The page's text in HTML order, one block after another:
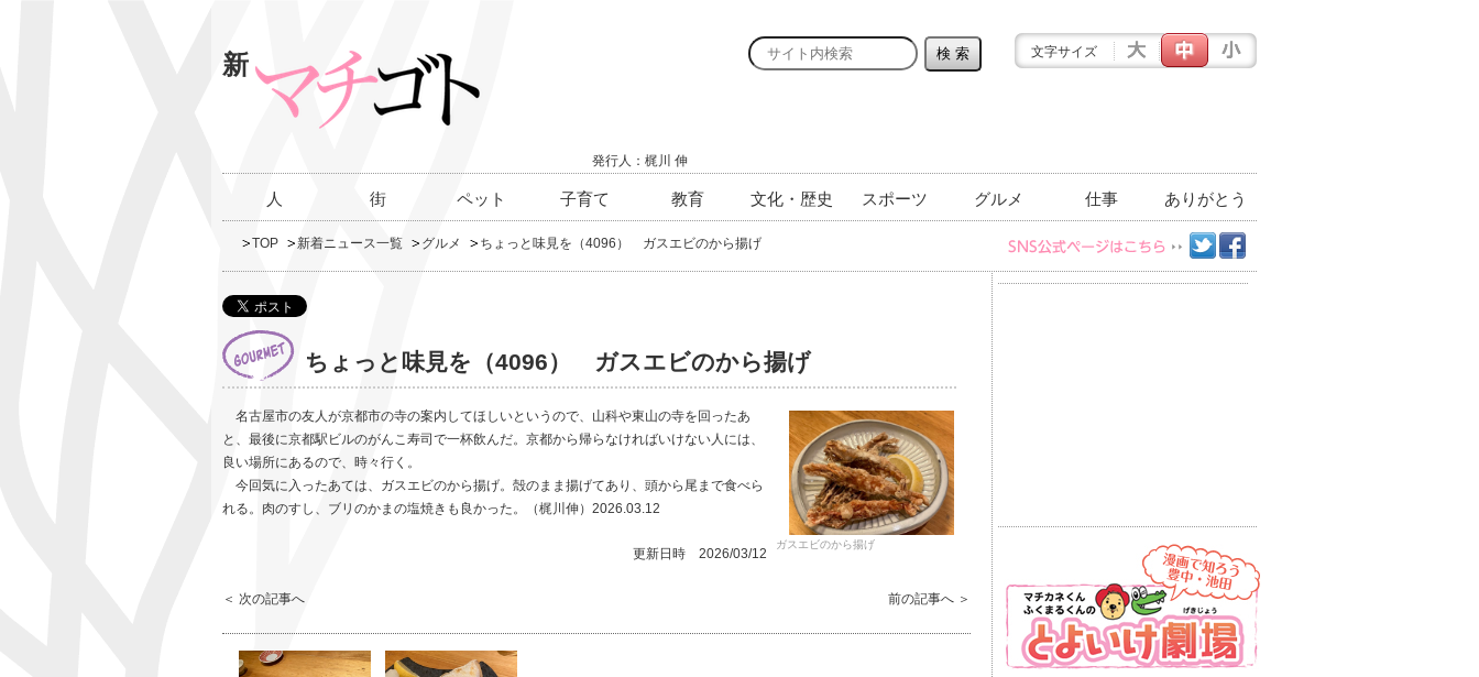
新
発行人：梶川 伸
文字サイズ
人 街 ペット 子育て 教育 文化・歴史 スポーツ グルメ 仕事 ありがとう
TOP 新着ニュース一覧 グルメ ちょっと味見を（4096） ガスエビのから揚げ
ちょっと味見を（4096） ガスエビのから揚げ
ガスエビのから揚げ
名古屋市の友人が京都市の寺の案内してほしいというので、山科や東山の寺を回ったあ
と、最後に京都駅ビルのがんこ寿司で一杯飲んだ。京都から帰らなければいけない人には、
良い場所にあるので、時々行く。
今回気に入ったあては、ガスエビのから揚げ。殻のまま揚げてあり、頭から尾まで食べら
れる。肉のすし、ブリのかまの塩焼きも良かった。（梶川伸）2026.03.12
更新日時 2026/03/12
前の記事へ ＞
＜ 次の記事へ